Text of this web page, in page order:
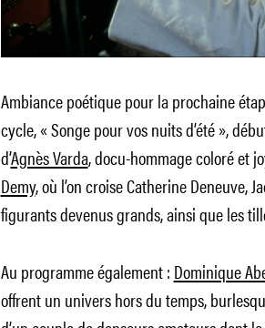
Ambiance poétique pour la prochaine
cycle, « Songe pour vos nuits d’été »,
d’Agnès Varda, docu-hommage coloré et
Demy, où l’on croise Catherine Deneuve,
figurants devenus grands, ainsi que les
Au programme également : Dominique
offrent un univers hors du temps,